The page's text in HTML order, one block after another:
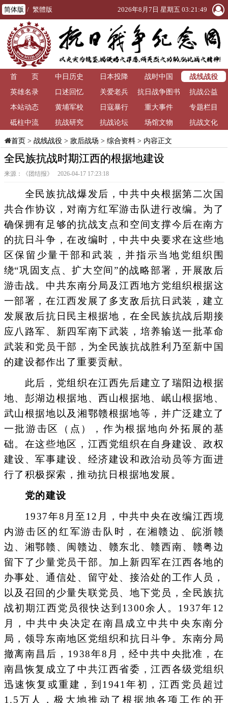
简体版 / 繁體版 2026年8月7日 星期五 03:21:50
首 页 中日历史 日本投降 战时中国
战线战役
英雄名录
口述回忆 关爱老兵
抗日战争图书
馆
抗战公益
本站动态
黄埔军校 日寇暴行 重大事件
专题栏目
砥柱中流
抗战研究 抗战论坛 场馆文物 抗战文化
首页> 战线战役> 敌后战场 > 综合资料> 内容正文
全民族抗战时期江西的根据地建设
来源：《团结报》 2026-04-17 17:23:18
全民族抗战爆发后，中共中央根据第二次国
共合作协议，对南方红军游击队进行改编。为了
确保拥有足够的抗战支点和空间支撑今后在南方
的抗日斗争，在改编时，中共中央要求在这些地
区保留少量干部和武装，并指示当地党组织围
绕“巩固支点、扩大空间”的战略部署，开展敌后
游击战。中共东南分局及江西地方党组织根据这
一部署，在江西发展了多支敌后抗日武装，建立
发展敌后抗日民主根据地，在全民族抗战后期接
应八路军、新四军南下武装，培养输送一批革命
武装和党员干部，为全民族抗战胜利乃至新中国
的建设都作出了重要贡献。
此后，党组织在江西先后建立了瑞阳边根据
地、彭湖边根据地、西山根据地、岷山根据地、
武山根据地以及湘鄂赣根据地等，并广泛建立了
一批游击区（点），作为根据地向外拓展的基
础。在这些地区，江西党组织在自身建设、政权
建设、军事建设、经济建设和政治动员等方面进
行了积极探索，推动抗日根据地发展。
党的建设
1937年8月至12月，中共中央在改编江西境
内游击区的红军游击队时，在湘赣边、皖浙赣
边、湘鄂赣、闽赣边、赣东北、赣西南、赣粤边
留下了少量党员干部。加上新四军在江西各地的
办事处、通信处、留守处、接洽处的工作人员，
以及召回的少量失联党员、地下党员，全民族抗
战初期江西党员很快达到1300余人。1937年12
月，中共中央决定在南昌成立中共中央东南分
局，领导东南地区党组织和抗日斗争。东南分局
撤离南昌后，1938年8月，经中共中央批准，在
南昌恢复成立了中共江西省委，江西各级党组织
迅速恢复或重建，到1941年初，江西党员超过
1.5万人，极大地推动了根据地各项工作的开